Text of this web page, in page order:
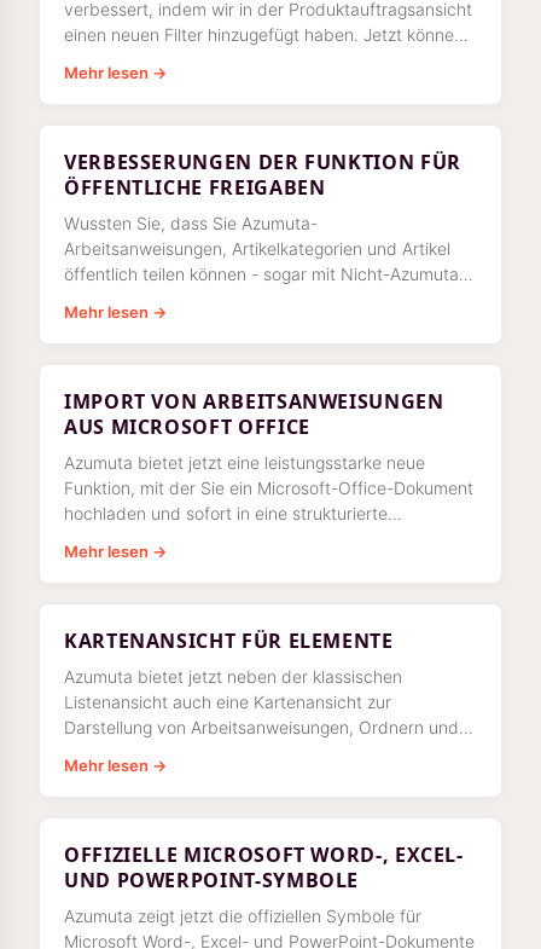
verbessert, indem wir in der Produktauftragsansicht
einen neuen Filter hinzugefügt haben. Jetzt können
Chargenaufträge sehen möchten.
Mehr lesen →
VERBESSERUNGEN DER FUNKTION FÜR
ÖFFENTLICHE FREIGABEN
Wussten Sie, dass Sie Azumuta-
Arbeitsanweisungen, Artikelkategorien und Artikel
öffentlich teilen können - sogar mit Nicht-Azumuta-
unternommen
Mehr lesen →
IMPORT VON ARBEITSANWEISUNGEN
AUS MICROSOFT OFFICE
Azumuta bietet jetzt eine leistungsstarke neue
Funktion, mit der Sie ein Microsoft-Office-Dokument
hochladen und sofort in eine strukturierte
Mehr lesen →
KARTENANSICHT FÜR ELEMENTE
Azumuta bietet jetzt neben der klassischen
Listenansicht auch eine Kartenansicht zur
Darstellung von Arbeitsanweisungen, Ordnern und
Mehr lesen →
OFFIZIELLE MICROSOFT WORD-, EXCEL-
UND POWERPOINT-SYMBOLE
Azumuta zeigt jetzt die offiziellen Symbole für
Microsoft Word-, Excel- und PowerPoint-Dokumente